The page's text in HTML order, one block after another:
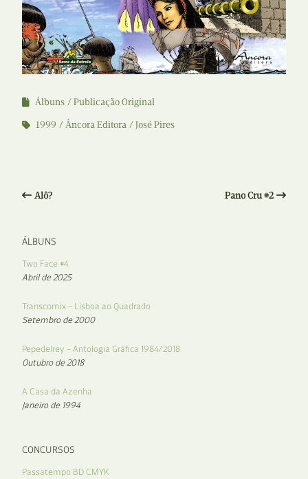
Álbuns
Publicação Original
1999
Âncora Editora José Pires
Alô? Pano Cru #2
ÁLBUNS
Two Face #4
Abril de 2025
Transcomix – Lisboa ao Quadrado
Setembro de 2000
Pepedelrey – Antologia Gráfica 1984/2018
Outubro de 2018
A Casa da Azenha
Janeiro de 1994
CONCURSOS
Passatempo BD CMYK